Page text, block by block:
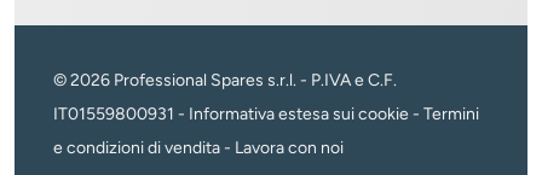
© 2026 Professional Spares s.r.l. - P.IVA e C.F.
IT01559800931 - Informativa estesa sui cookie - Termini
e condizioni di vendita- Lavora con noi